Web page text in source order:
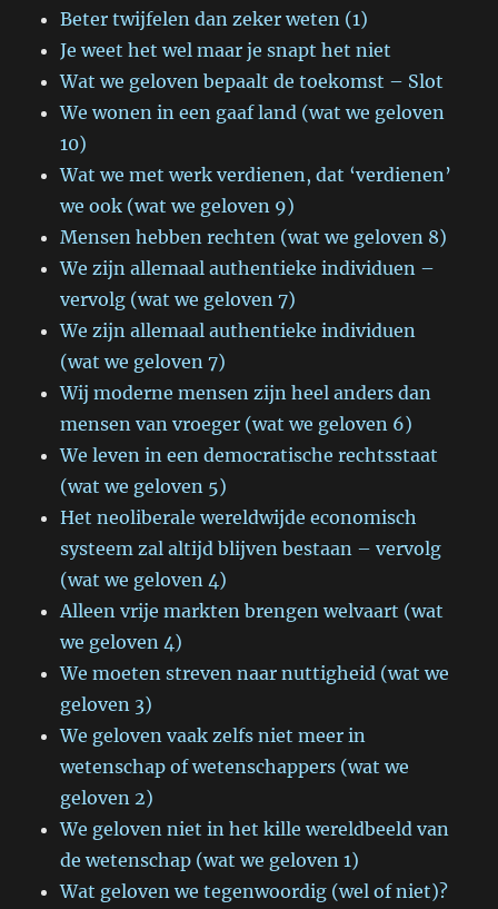
Beter twijfelen dan zeker weten (1)
Je weet het wel maar je snapt het niet
Wat we geloven bepaalt de toekomst – Slot
We wonen in een gaaf land (wat we geloven
10)
Wat we met werk verdienen, dat ‘verdienen’
we ook (wat we geloven 9)
Mensen hebben rechten (wat we geloven 8)
We zijn allemaal authentieke individuen –
vervolg (wat we geloven 7)
We zijn allemaal authentieke individuen
(wat we geloven 7)
Wij moderne mensen zijn heel anders dan
mensen van vroeger (wat we geloven 6)
We leven in een democratische rechtsstaat
(wat we geloven 5)
Het neoliberale wereldwijde economisch
systeem zal altijd blijven bestaan – vervolg
(wat we geloven 4)
Alleen vrije markten brengen welvaart (wat
we geloven 4)
We moeten streven naar nuttigheid (wat we
geloven 3)
We geloven vaak zelfs niet meer in
wetenschap of wetenschappers (wat we
geloven 2)
We geloven niet in het kille wereldbeeld van
de wetenschap (wat we geloven 1)
Wat geloven we tegenwoordig (wel of niet)?